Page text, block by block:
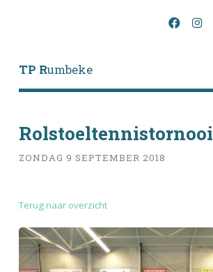
TP Rumbeke
Rolstoeltennistornooi
ZONDAG 9 SEPTEMBER 2018
Terug naar overzicht